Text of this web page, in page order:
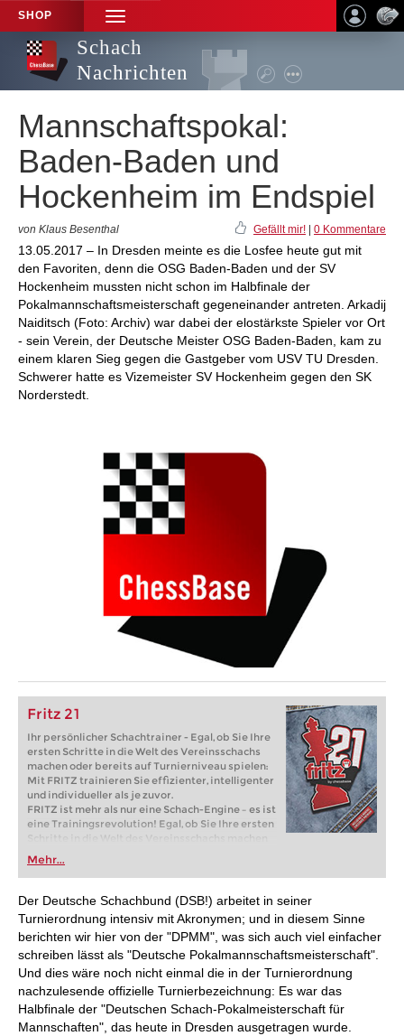
SHOP
TOGGLE
NAVIGATION
Schach
Nachrichten
Mannschaftspokal:
Baden-Baden und
Hockenheim im Endspiel
von Klaus Besenthal Gefällt mir! 0 Kommentare
13.05.2017 – In Dresden meinte es die Losfee heute gut mit
den Favoriten, denn die OSG Baden-Baden und der SV
Hockenheim mussten nicht schon im Halbfinale der
Pokalmannschaftsmeisterschaft gegeneinander antreten. Arkadij
Naiditsch (Foto: Archiv) war dabei der elostärkste Spieler vor Ort
- sein Verein, der Deutsche Meister OSG Baden-Baden, kam zu
einem klaren Sieg gegen die Gastgeber vom USV TU Dresden.
Schwerer hatte es Vizemeister SV Hockenheim gegen den SK
Norderstedt.
Fritz 21
Ihr persönlicher Schachtrainer - Egal, ob Sie Ihre
ersten Schritte in die Welt des Vereinsschachs
machen oder bereits auf Turnierniveau spielen:
Mit FRITZ trainieren Sie effizienter, intelligenter
und individueller als je zuvor.
FRITZ ist mehr als nur eine Schach-Engine – es ist
eine Trainingsrevolution! Egal, ob Sie Ihre ersten
Schritte in die Welt des Vereinsschachs machen
oder bereits auf Turnierniveau spielen: Mit
FRITZ trainieren Sie effizienter, intelligenter und
individueller als je zuvor.
Mehr...
Der Deutsche Schachbund (DSB!) arbeitet in seiner
Turnierordnung intensiv mit Akronymen; und in diesem Sinne
berichten wir hier von der "DPMM", was sich auch viel einfacher
schreiben lässt als "Deutsche Pokalmannschaftsmeisterschaft".
Und dies wäre noch nicht einmal die in der Turnierordnung
nachzulesende offizielle Turnierbezeichnung: Es war das
Halbfinale der "Deutschen Schach-Pokalmeisterschaft für
Mannschaften", das heute in Dresden ausgetragen wurde.